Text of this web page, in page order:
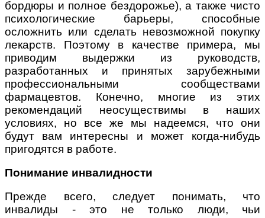
бордюры и полное бездорожье), а также чисто
психологические барьеры, способные
осложнить или сделать невозможной покупку
лекарств. Поэтому в качестве примера, мы
приводим выдержки из руководств,
разработанных и принятых зарубежными
профессиональными сообществами
фармацевтов. Конечно, многие из этих
рекомендаций неосуществимы в наших
условиях, но все же мы надеемся, что они
будут вам интересны и может когда-нибудь
пригодятся в работе.
Понимание инвалидности
Прежде всего, следует понимать, что
инвалиды - это не только люди, чьи